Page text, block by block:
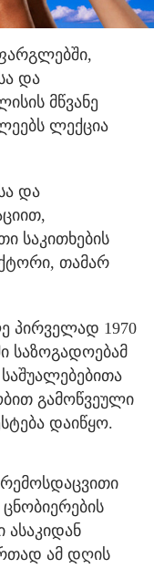
და
მწვანე
ლექცია
და
საკითხების
თამარ
პირველად 1970
საზოგადოებამ
გამოწვეული
დაიწყო.
ამ დღის